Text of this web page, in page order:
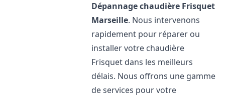
Dépannage chaudière Frisquet
Marseille. Nous intervenons
rapidement pour réparer ou
installer votre chaudière
Frisquet dans les meilleurs
délais. Nous offrons une gamme
de services pour votre